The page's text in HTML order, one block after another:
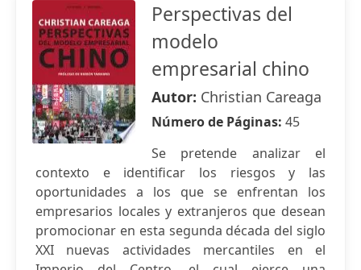
Perspectivas del
modelo
empresarial chino
Autor: Christian Careaga
Número de Páginas: 45
Se pretende analizar el
contexto e identificar los riesgos y las
oportunidades a los que se enfrentan los
empresarios locales y extranjeros que desean
promocionar en esta segunda década del siglo
XXI nuevas actividades mercantiles en el